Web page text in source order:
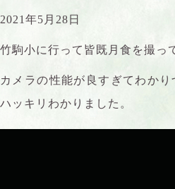
2021年5月28日
竹駒小に行って皆既月食を撮っ
カメラの性能が良すぎてわか
ハッキリわかりました。